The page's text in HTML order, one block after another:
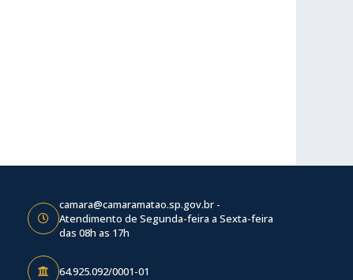
camara@camaramatao.sp.gov.br -
Atendimento de Segunda-feira a Sexta-feira
das 08h as 17h
64.925.092/0001-01